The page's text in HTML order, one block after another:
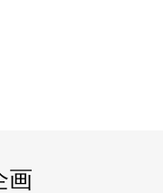
画